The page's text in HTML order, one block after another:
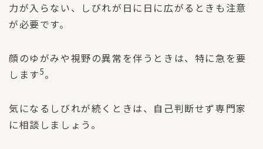
力が入らない、しびれが日に日に広がるときも注意
が必要です。
顔のゆがみや視野の異常を伴うときは、特に急を要
します5。
気になるしびれが続くときは、自己判断せず専門家
に相談しましょう。